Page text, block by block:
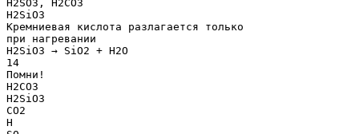
H2SO3, H2СO3
H2SiO3
Кремниевая кислота разлагается только
при нагревании
H2SiO3 → SiO2 + H2O
14
Помни!
H2CO3
H2SiO3
CO2
H